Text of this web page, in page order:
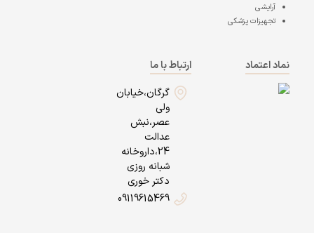
آرایشی
تجهیزات پزشکی
نماد اعتماد
ارتباط با ما
گرگان،خیابان
ولی
عصر،نبش
عدالت
24،داروخانه
شبانه روزی
دکتر خوری
09119615469